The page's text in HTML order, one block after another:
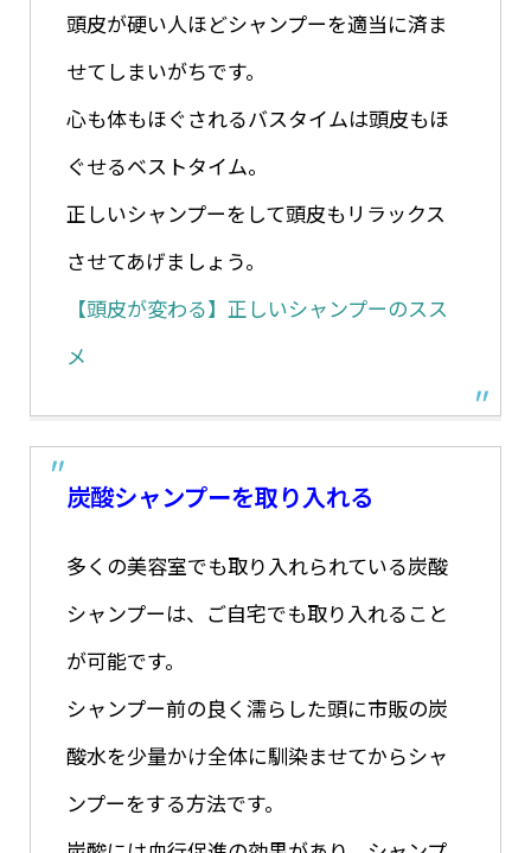
頭皮が硬い人ほどシャンプーを適当に済ま
せてしまいがちです。
心も体もほぐされるバスタイムは頭皮もほ
ぐせるベストタイム。
正しいシャンプーをして頭皮もリラックス
させてあげましょう。
【頭皮が変わる】正しいシャンプーのスス
メ
炭酸シャンプーを取り入れる
多くの美容室でも取り入れられている炭酸
シャンプーは、ご自宅でも取り入れること
が可能です。
シャンプー前の良く濡らした頭に市販の炭
酸水を少量かけ全体に馴染ませてからシャ
ンプーをする方法です。